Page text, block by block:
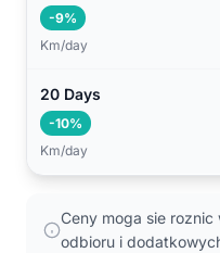
-9%
Km/day
20 Days
-10%
Km/day
Ceny moga sie roznic
odbioru i